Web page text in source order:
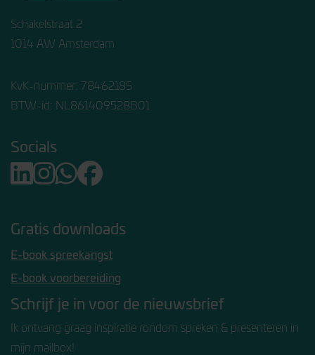
Schakelstraat 2
1014 AW Amsterdam
KvK-nummer: 78462185
BTW-id: NL861409528B01
Socials
Gratis downloads
E-book spreekangst
E-book voorbereiding
Schrijf je in voor de nieuwsbrief
Ik ontvang graag inspiratie rondom spreken & presenteren in
mijn mailbox!